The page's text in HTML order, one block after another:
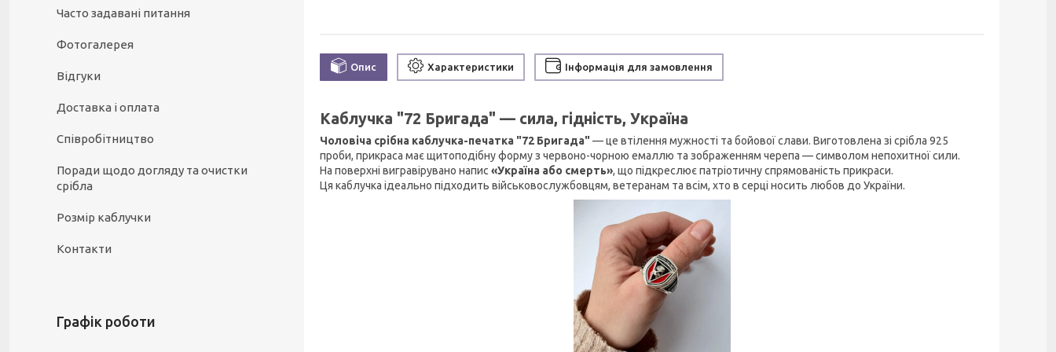
Опис Характеристики Інформація для замовлення
Каблучка "72 Бригада" — сила, гідність, Україна
Чоловіча срібна каблучка-печатка "72 Бригада" — це втілення мужності та бойової слави. Виготовлена зі срібла 925
проби, прикраса має щитоподібну форму з червоно-чорною емаллю та зображенням черепа — символом непохитної сили.
На поверхні вигравірувано напис«Україна або смерть», що підкреслює патріотичну спрямованість прикраси.
Ця каблучка ідеально підходить військовослужбовцям, ветеранам та всім, хто в серці носить любов до України.
Часто задавані питання
Фотогалерея
Відгуки
Доставка і оплата
Співробітництво
Поради щодо догляду та очистки
срібла
Розмір каблучки
Контакти
Графік роботи